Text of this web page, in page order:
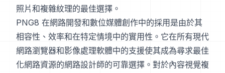
照片和複雜紋理的最佳選擇。
PNG8 在網路開發和數位媒體創作中的採用是由於其
相容性、效率和在特定情境中的實用性。它在所有現代
網路瀏覽器和影像處理軟體中的支援使其成為尋求最佳
化網路資源的網路設計師的可靠選擇。對於內容視覺複